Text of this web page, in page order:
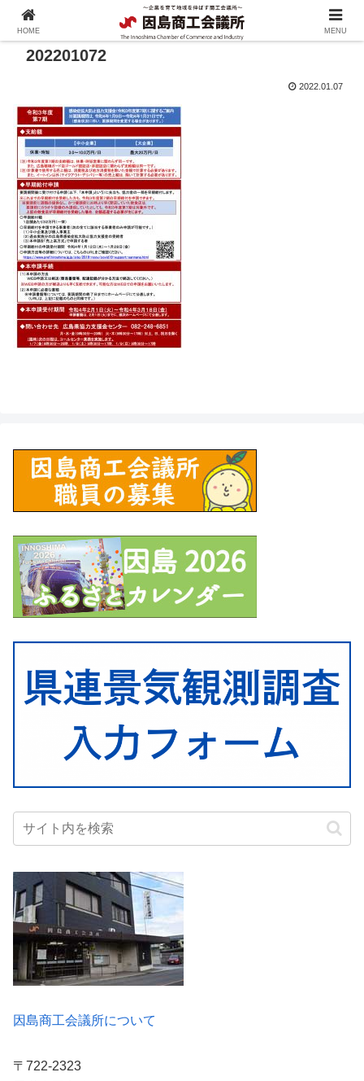
202201072
2022.01.07
因島商工会議所について
〒722-2323
HOME MENU